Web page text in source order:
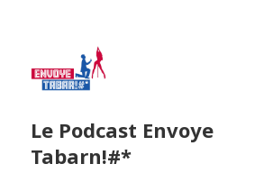
Le Podcast Envoye
Tabarn!#*